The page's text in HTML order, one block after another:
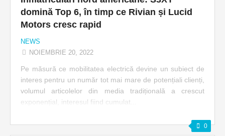
domină Top 6, în timp ce Rivian și Lucid
Motors cresc rapid
NEWS
NOIEMBRIE 20, 2022
Pe măsură ce mobilitatea electrică devine un subiect de
interes pentru un număr tot mai mare de potențiali clienți,
volumul articolelor din media tradițională a crescut
exponențial, interesul fiind cumulat...
0